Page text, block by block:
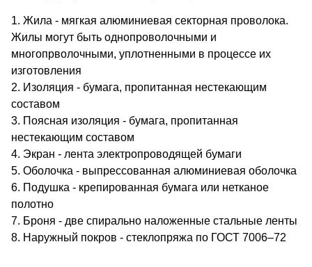
1. Жила - мягкая алюминиевая секторная проволока.
Жилы могут быть однопроволочными и
многопрволочными, уплотненными в процессе их
изготовления
2. Изоляция - бумага, пропитанная нестекающим
составом
3. Поясная изоляция - бумага, пропитанная
нестекающим составом
4. Экран - лента электропроводящей бумаги
5. Оболочка - выпрессованная алюминиевая оболочка
6. Подушка - крепированная бумага или нетканое
полотно
7. Броня - две спирально наложенные стальные ленты
8. Наружный покров - стеклопряжа по ГОСТ 7006–72